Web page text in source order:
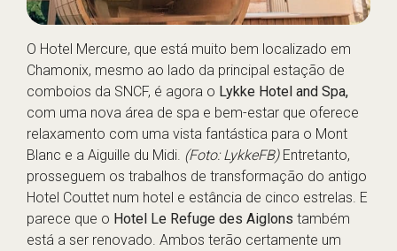
O Hotel Mercure, que está muito bem localizado em
Chamonix, mesmo ao lado da principal estação de
comboios da SNCF, é agora o Lykke Hotel and Spa,
com uma nova área de spa e bem-estar que oferece
relaxamento com uma vista fantástica para o Mont
Blanc e a Aiguille du Midi. (Foto: LykkeFB)Entretanto,
prosseguem os trabalhos de transformação do antigo
Hotel Couttet num hotel e estância de cinco estrelas. E
parece que o Hotel Le Refuge des Aiglons também
está a ser renovado. Ambos terão certamente um